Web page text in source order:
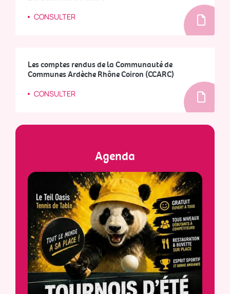
CONSULTER
Les comptes rendus de la Communauté de
Communes Ardèche Rhône Coiron (CCARC)
CONSULTER
Agenda